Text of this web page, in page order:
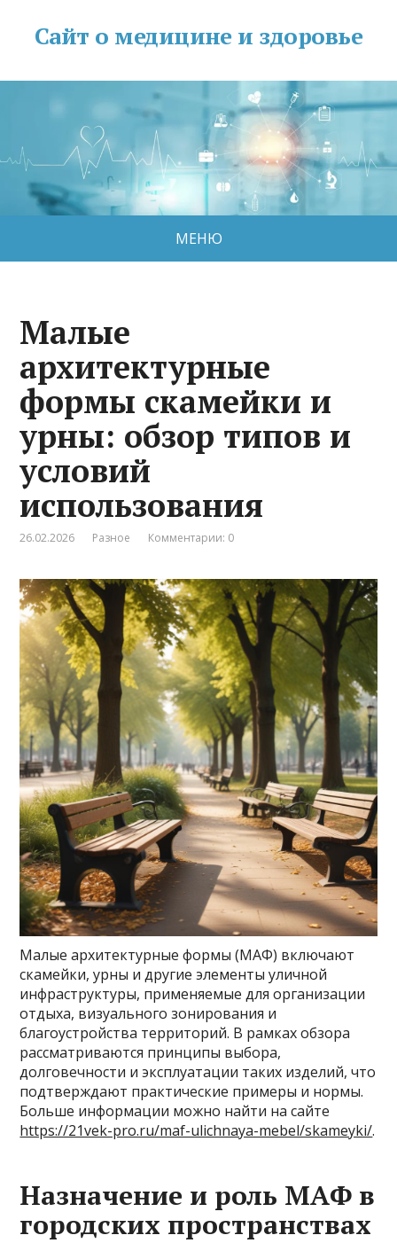
Сайт о медицине и здоровье
МЕНЮ
Малые
архитектурные
формы скамейки и
урны: обзор типов и
условий
использования
26.02.2026 Разное Комментарии: 0
Малые архитектурные формы (МАФ) включают
скамейки, урны и другие элементы уличной
инфраструктуры, применяемые для организации
отдыха, визуального зонирования и
благоустройства территорий. В рамках обзора
рассматриваются принципы выбора,
долговечности и эксплуатации таких изделий, что
подтверждают практические примеры и нормы.
Больше информации можно найти на сайте
https://21vek-pro.ru/maf-ulichnaya-mebel/skameyki/.
Назначение и роль MAФ в
городских пространствах